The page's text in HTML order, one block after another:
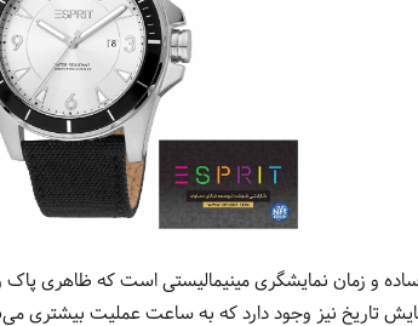
و زمان نمایشگری مینیمالیستی است که ظاهری
ساعت 3، پنجره نمایش تاریخ نیز وجود دارد که به ساعت